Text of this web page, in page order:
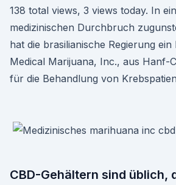
138 total views, 3 views today. In
medizinischen Durchbruch
hat die brasilianische Regierung
Medical Marijuana, Inc., aus Hanf-
für die Behandlung von
CBD-Gehältern sind üblich,